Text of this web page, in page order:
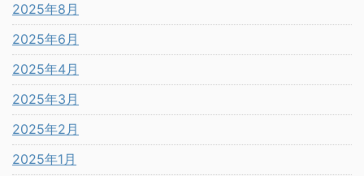
2025年8月
2025年6月
2025年4月
2025年3月
2025年2月
2025年1月